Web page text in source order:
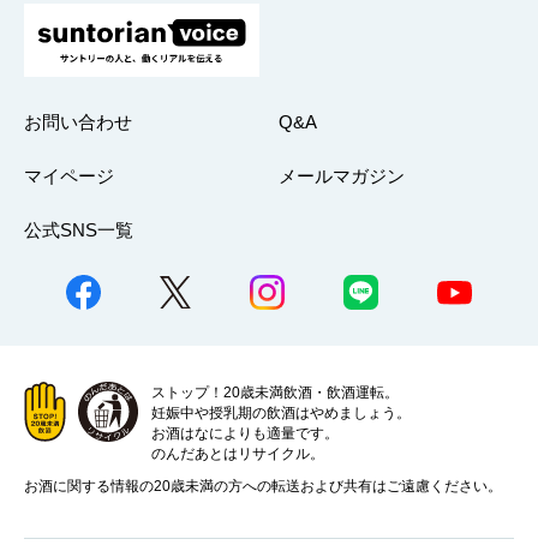
お問い合わせ Q&A
マイページ メールマガジン
公式SNS一覧
ストップ！20歳未満飲酒・飲酒運転。
妊娠中や授乳期の飲酒はやめましょう。
お酒はなによりも適量です。
のんだあとはリサイクル。
お酒に関する情報の20歳未満の方への転送および共有はご遠慮ください。